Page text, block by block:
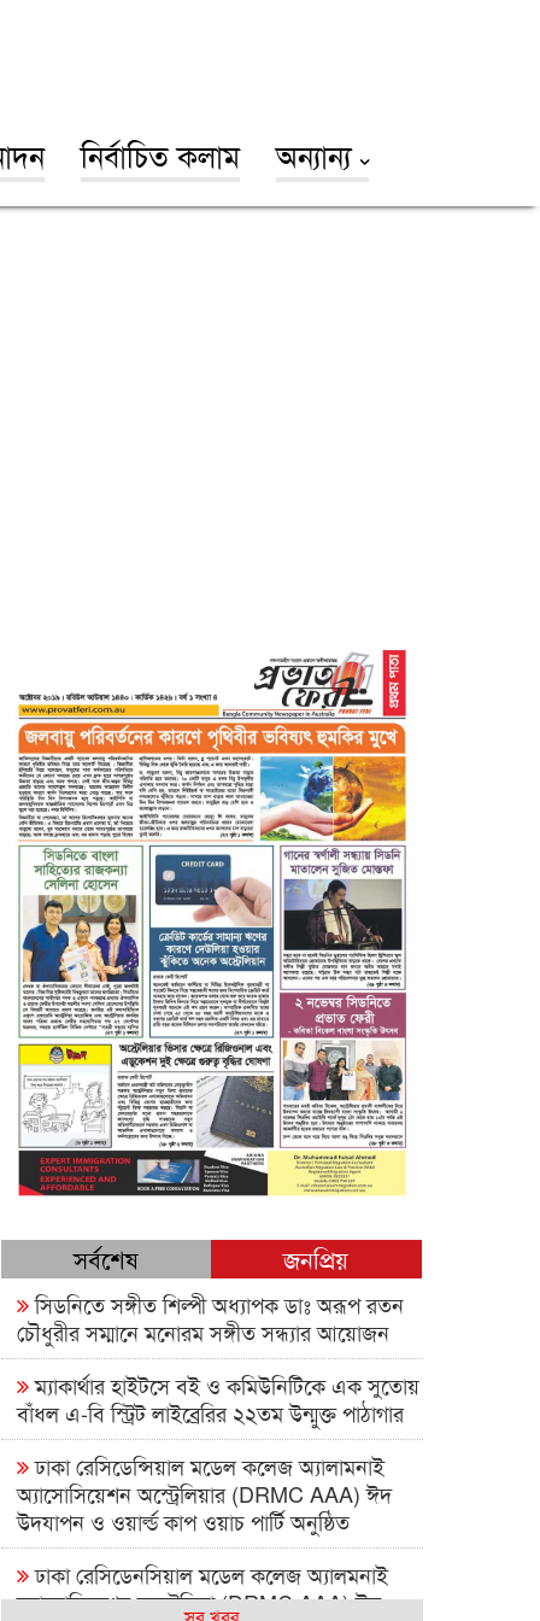
নির্বাচিত কলাম অন্যান্য
সর্বশেষ জনপ্রিয়
সিডনিতে সঙ্গীত শিল্পী অধ্যাপক ডাঃ অরূপ রতন
চৌধুরীর সম্মানে মনোরম সঙ্গীত সন্ধ্যার আয়োজন
ম্যাকার্থার হাইটসে বই ও কমিউনিটিকে এক সুতোয়
বাঁধল এ-বি স্ট্রিট লাইব্রেরির ২২তম উন্মুক্ত পাঠাগার
ঢাকা রেসিডেন্সিয়াল মডেল কলেজ অ্যালামনাই
অ্যাসোসিয়েশন অস্ট্রেলিয়ার (DRMC AAA) ঈদ
উদযাপন ও ওয়ার্ল্ড কাপ ওয়াচ পার্টি অনুষ্ঠিত
ঢাকা রেসিডেনসিয়াল মডেল কলেজ অ্যালমনাই
অ্যাসোসিয়েশন অস্ট্রেলিয়া (DRMC AAA) ঈদ
সব খবর